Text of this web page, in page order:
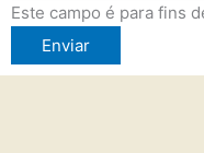
Este campo é para fins